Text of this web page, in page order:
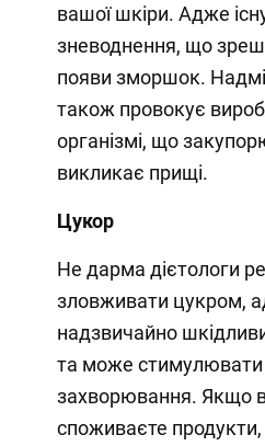
вашої шкіри. Адже
зневоднення, що
появи зморшок.
також провокує
організмі, що
викликає прищі.
Цукор
Не дарма дієтологи
зловживати цукром,
надзвичайно
та може стимулювати
захворювання. Якщо
споживаєте продукти,